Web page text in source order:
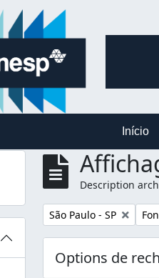
Início
Description
Remove filter:
São Paulo - SP
Options de